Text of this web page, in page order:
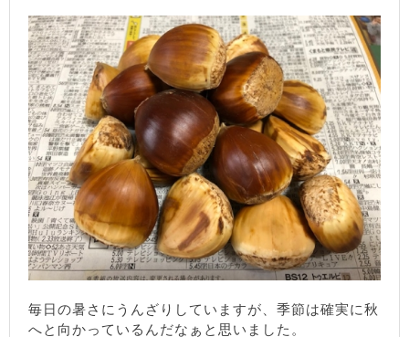
毎日の暑さにうんざりしていますが、季節は確実に秋
へと向かっているんだなぁと思いました。